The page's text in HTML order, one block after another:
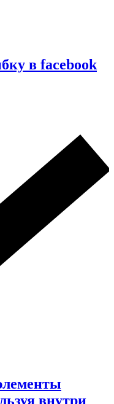
в facebook
внутри